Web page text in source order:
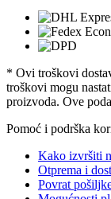
* Ovi troškovi
troškovi mogu
proizvoda. Ove
Pomoć i podrška
Kako izvršiti
Otprema i
Povrat